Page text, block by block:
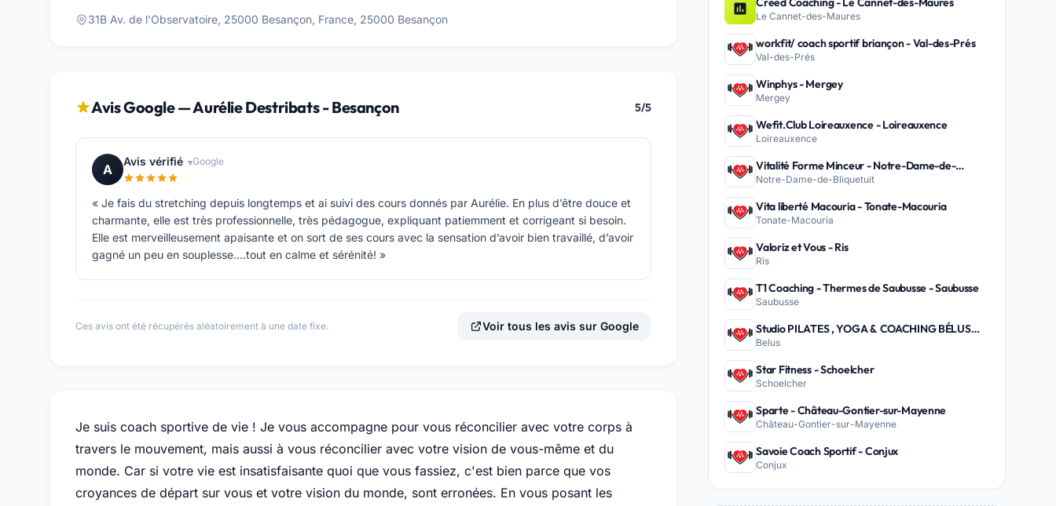
31B Av. de l'Observatoire, 25000 Besançon, France, 25000 Besançon
Avis Google — Aurélie Destribats - Besançon 5/5
A
Avis vérifié Google
« Je fais du stretching depuis longtemps et ai suivi des cours donnés par Aurélie. En plus d’être douce et
charmante, elle est très professionnelle, très pédagogue, expliquant patiemment et corrigeant si besoin.
Elle est merveilleusement apaisante et on sort de ses cours avec la sensation d’avoir bien travaillé, d’avoir
gagné un peu en souplesse….tout en calme et sérénité! »
Ces avis ont été récupérés aléatoirement à une date fixe. Voir tous les avis sur Google
Je suis coach sportive de vie ! Je vous accompagne pour vous réconcilier avec votre corps à
travers le mouvement, mais aussi à vous réconcilier avec votre vision de vous-même et du
monde. Car si votre vie est insatisfaisante quoi que vous fassiez, c'est bien parce que vos
croyances de départ sur vous et votre vision du monde, sont erronées. En vous posant les
Le Cannet-des-Maures
workfit/ coach sportif briançon - Val-des-Prés
Val-des-Prés
Winphys - Mergey
Mergey
Wefit.Club Loireauxence - Loireauxence
Loireauxence
Vitalité Forme Minceur - Notre-Dame-de-
Bliquetuit
Notre-Dame-de-Bliquetuit
Vita liberté Macouria - Tonate-Macouria
Tonate-Macouria
Valoriz et Vous - Ris
Ris
T1 Coaching - Thermes de Saubusse - Saubusse
Saubusse
Studio PILATES , YOGA & COACHING BÉLUS
PEYREHORADE - Belus
Belus
Star Fitness - Schoelcher
Schoelcher
Sparte - Château-Gontier-sur-Mayenne
Château-Gontier-sur-Mayenne
Savoie Coach Sportif - Conjux
Conjux